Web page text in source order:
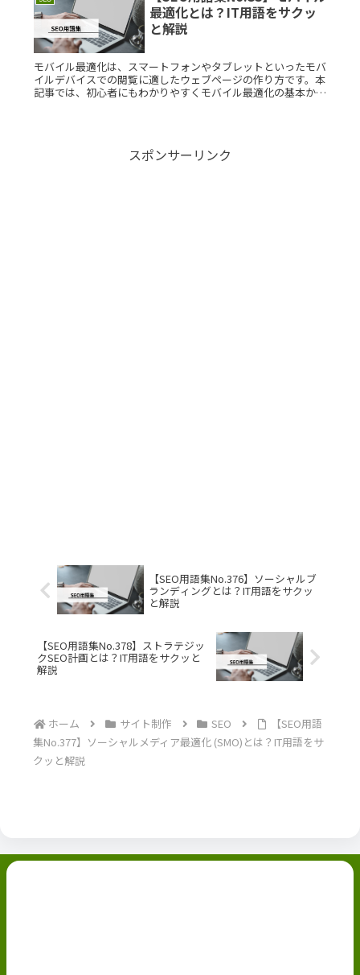
最適化とは？IT用語をサクッ
と解説
モバイル最適化は、スマートフォンやタブレットといったモバ
イルデバイスでの閲覧に適したウェブページの作り方です。本
記事では、初心者にもわかりやすくモバイル最適化の基本から
スポンサーリンク
【SEO用語集No.376】ソーシャルブ
ランディングとは？IT用語をサクッ
と解説
【SEO用語集No.378】ストラテジッ
クSEO計画とは？IT用語をサクッと
解説
ホーム サイト制作 SEO
【SEO用語
集No.377】ソーシャルメディア最適化 (SMO)とは？IT用語をサ
クッと解説